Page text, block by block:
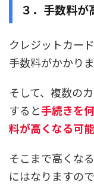
３．手数料が
クレジットカー
手数料がかかりま
そして、複数の
すると手続きを
料が高くなる可
そこまで高くな
にはなりますの